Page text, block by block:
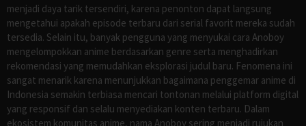
menjadi daya tarik tersendiri, karena penonton dapat langsung
mengetahui apakah episode terbaru dari serial favorit mereka sudah
tersedia. Selain itu, banyak pengguna yang menyukai cara Anoboy
mengelompokkan anime berdasarkan genre serta menghadirkan
rekomendasi yang memudahkan eksplorasi judul baru. Fenomena ini
sangat menarik karena menunjukkan bagaimana penggemar anime di
Indonesia semakin terbiasa mencari tontonan melalui platform digital
yang responsif dan selalu menyediakan konten terbaru. Dalam
ekosistem komunitas anime, nama Anoboy sering menjadi rujukan